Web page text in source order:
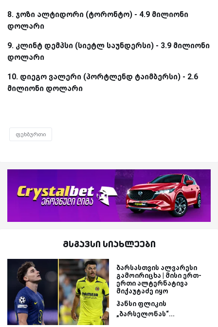
8. ჯოზი ალტიდორი (ტორონტო) - 4.9 მილიონი
დოლარი
9. კლინტ დემპსი (სიეტლ საუნდერსი) - 3.9 მილიონი
დოლარი
10. დიეგო ვალერი (პორტლენდ ტაიმბერსი) - 2.6
მილიონი დოლარი
ფეხბურთი
მსგავსი სიახლეები
ბარსასთვის ალვარესი
გამოირიცხა | მისი ერთ-
ერთი ალტერნატივა
მიქაუტაძე იყო
ჰანსი ფლიკის
„ბარსელონას“...